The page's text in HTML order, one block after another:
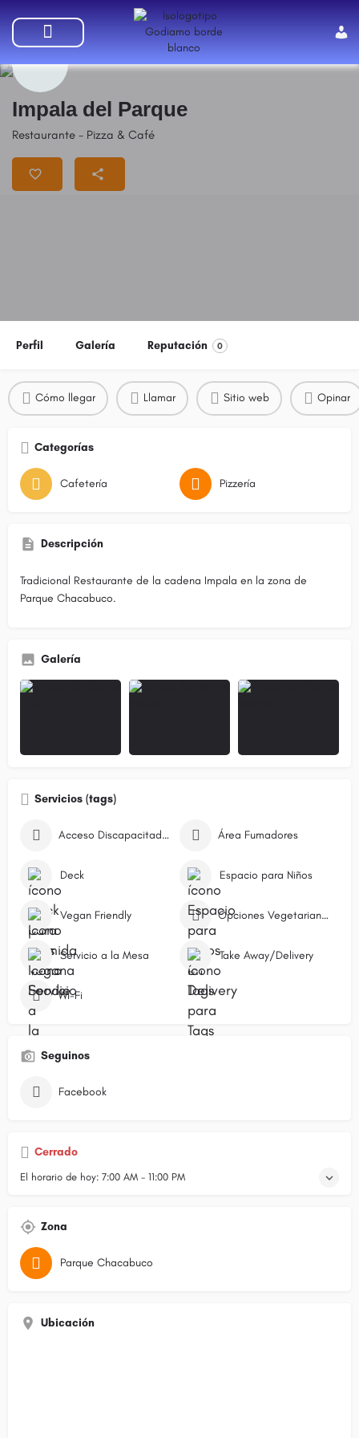
Impala del Parque
Restaurante - Pizza & Café
Perfil Galería Reputación 0
Cómo llegar Llamar Sitio web Opinar
Categorías
Cafetería Pizzería
Descripción
Tradicional Restaurante de la cadena Impala en la zona de
Parque Chacabuco.
Galería
Servicios (tags)
Acceso Discapacitados Área Fumadores
Deck Espacio para Niños
Vegan Friendly Opciones Vegetarianas
Servicio a la Mesa Take Away/Delivery
Wi-Fi
Seguinos
Facebook
Cerrado
El horario de hoy: 7:00 AM - 11:00 PM
Zona
Parque Chacabuco
Ubicación